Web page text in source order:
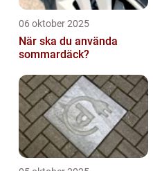
06 oktober 2025
När ska du använda
sommardäck?